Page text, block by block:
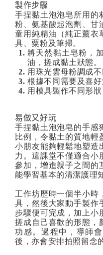
製作步驟
手捏黏土泡泡皂所用的
粉、氨基酸起泡劑、甘
童用純精油（純正薰衣
具、粟粉及筆掃。
將天然黏土皂粉，
油，搓成黏土狀態。
用珠光雲母粉調成不
根據不同需要及喜好
用模具製作不同形
易做又好玩
手捏黏土泡泡皂的手感
比例，令黏土的質地輕
小朋友能夠輕鬆地塑造
力。這課堂不僅適合小
參加，增進親子之間的
能學習基本的清潔護理
工作坊歷時一個半小時
具，然後大家動手製作
步驟便可完成，加上小
搓成自己喜歡的形態，
功感。過程中，導師
後，亦會安排拍照留念